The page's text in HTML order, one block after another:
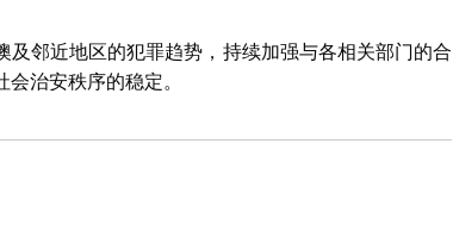
邻近地区的犯罪趋势，持续加强与各相关部门的合
治安秩序的稳定。